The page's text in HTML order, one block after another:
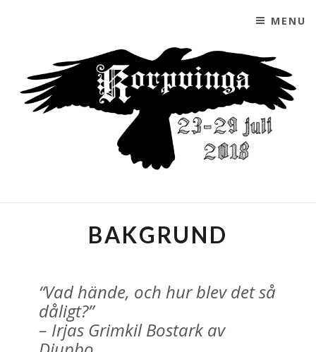
MENU
BAKGRUND
“Vad hände, och hur blev det så
dåligt?”
– Irjas Grimkil Bostark av